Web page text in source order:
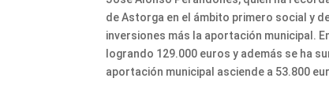
de Astorga en el ámbito primero social y
inversiones más la aportación municipal.
logrando 129.000 euros y además se ha
aportación municipal asciende a 53.800